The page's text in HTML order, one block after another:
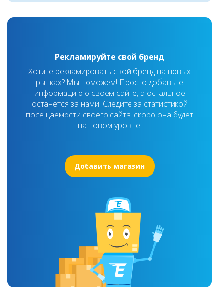
Рекламируйте свой бренд
Хотите рекламировать свой бренд на новых
рынках? Мы поможем! Просто добавьте
информацию о своем сайте, а остальное
останется за нами! Следите за статистикой
посещаемости своего сайта, скоро она будет
на новом уровне!
Добавить магазин